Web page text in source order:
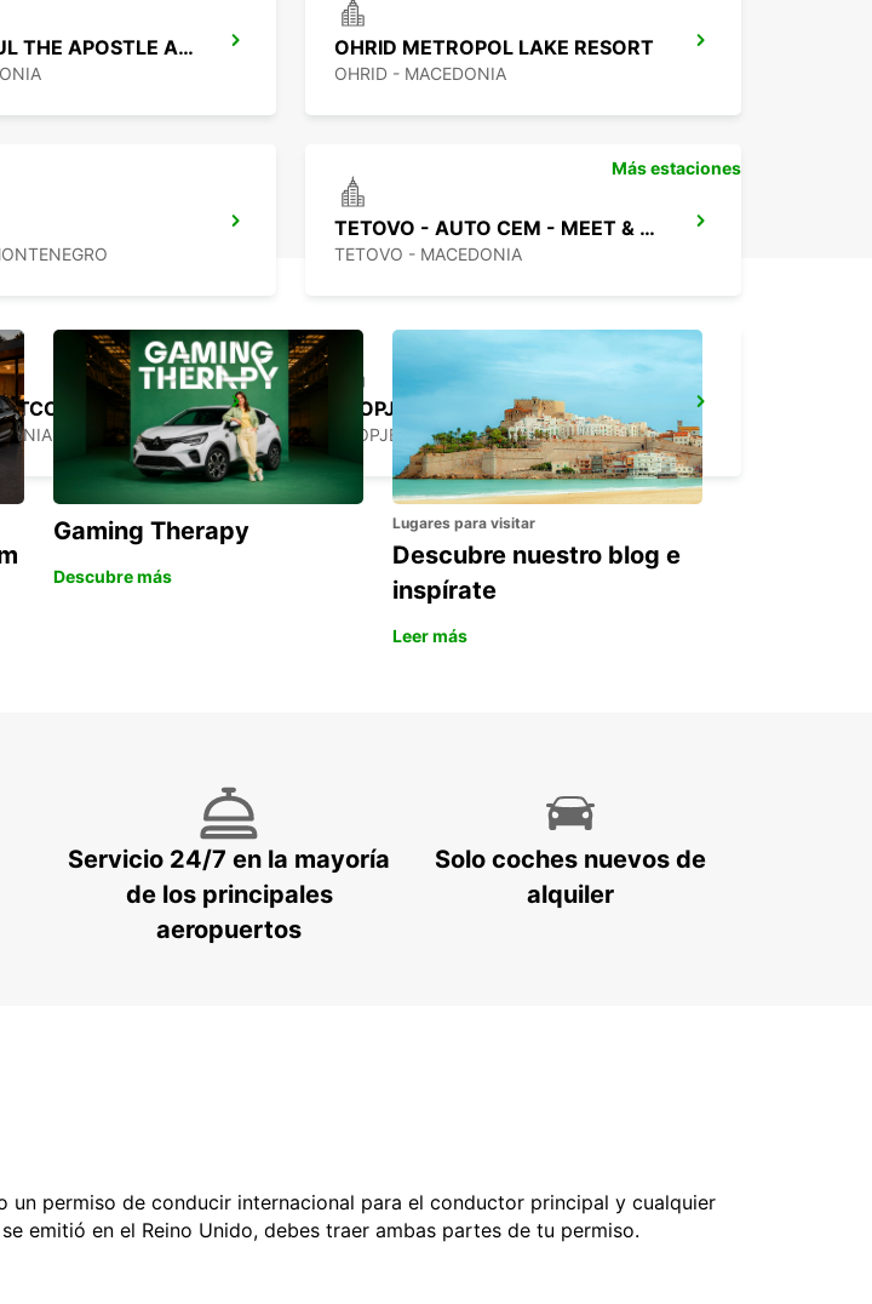
OHRID ST PAUL THE APOSTLE AEROPUERTO OHRID METROPOL LAKE RESORT
OHRID - MACEDONIA
TETOVO - AUTO CEM - MEET & GREET
TETOVO - MACEDONIA
SKOPJE HOTEL TCC GRAND PLAZA
SKOPJE - MACEDONIA
Más estaciones
Gaming Therapy
Descubre más
Lugares para visitar
Descubre nuestro blog e
inspírate
Leer más
Servicio 24/7 en la mayoría
de los principales
aeropuertos
Solo coches nuevos de
alquiler
permiso de conducir internacional para el conductor principal y cualquier
emitió en el Reino Unido, debes traer ambas partes de tu permiso.